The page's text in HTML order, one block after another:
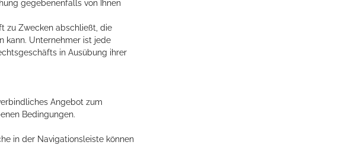
gegebenenfalls von Ihnen
zu Zwecken abschließt, die
kann. Unternehmer ist jede
in Ausübung ihrer
Angebot zum
Bedingungen.
in der Navigationsleiste können